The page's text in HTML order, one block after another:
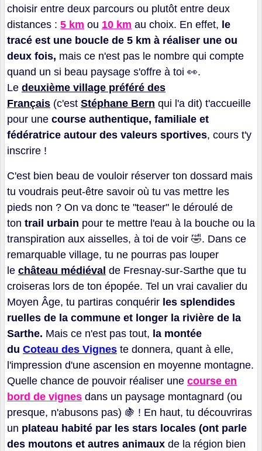
choisir entre deux parcours ou plutôt entre deux
distances : 5 km ou 10 km au choix. En effet, le
tracé est une boucle de 5 km à réaliser une ou
deux fois, mais ce n'est pas le nombre qui compte
quand un si beau paysage s'offre à toi 👀.
Le deuxième village préféré des
Français (c'est Stéphane Bern qui l'a dit) t'accueille
pour une course authentique, familiale et
fédératrice autour des valeurs sportives, cours t'y
inscrire !
C'est bien beau de vouloir réserver ton dossard mais
tu voudrais peut-être savoir où tu vas mettre les
pieds non ? On va donc te "teaser" le déroulé de
ton trail urbain pour te mettre l'eau à la bouche ou la
transpiration aux aisselles, à toi de voir 🤣. Dans ce
remarquable village, tu ne pourras pas louper
le château médiéval de Fresnay-sur-Sarthe que tu
croiseras lors de ton épopée. Tel un vrai cavalier du
Moyen Âge, tu partiras conquérir les splendides
ruelles de la commune et longer la rivière de la
Sarthe. Mais ce n'est pas tout, la montée
du Coteau des Vignes te donnera, quant à elle,
l'impression d'une ascension en moyenne montagne.
Quelle chance de pouvoir réaliser une course en
bord de vignes dans un paysage montagnard (ou
presque, n'abusons pas) 🍇 ! En haut, tu découvriras
un plateau habité par les stars locales (ont parle
des moutons et autres animaux de la région bien